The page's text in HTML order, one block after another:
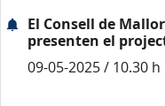
El Consell de
presenten el
09-05-2025 / 10.30 h